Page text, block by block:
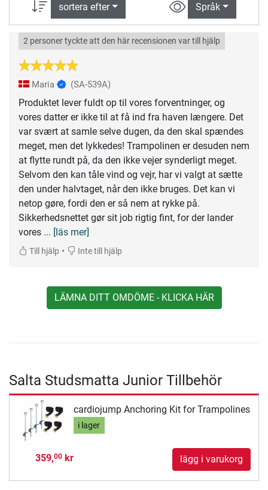
sortera efter Språk
2 personer tyckte att den här recensionen var till hjälp
Maria (SA-539A)
Produktet lever fuldt op til vores forventninger, og
vores datter er ikke til at få ind fra haven længere. Det
var svært at samle selve dugen, da den skal spændes
meget, men det lykkedes! Trampolinen er desuden nem
at flytte rundt på, da den ikke vejer synderligt meget.
Selvom den kan tåle vind og vejr, har vi valgt at sætte
den under halvtaget, når den ikke bruges. Det kan vi
netop gøre, fordi den er så nem at rykke på.
Sikkerhedsnettet gør sit job rigtig fint, for der lander
vores ... [läs mer]
Till hjälp • Inte till hjälp
LÄMNA DITT OMDÖME - KLICKA HÄR
Salta Studsmatta Junior Tillbehör
cardiojump Anchoring Kit for Trampolines
i lager
359,00kr lägg i varukorg